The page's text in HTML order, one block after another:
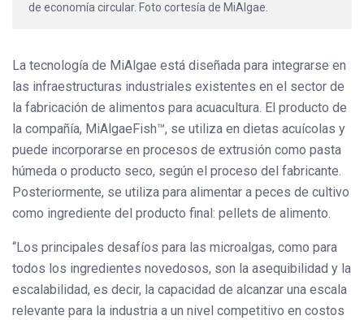
de economía circular. Foto cortesía de MiAlgae.
La tecnología de MiAlgae está diseñada para integrarse en
las infraestructuras industriales existentes en el sector de
la fabricación de alimentos para acuacultura. El producto de
la compañía, MiAlgaeFish™, se utiliza en dietas acuícolas y
puede incorporarse en procesos de extrusión como pasta
húmeda o producto seco, según el proceso del fabricante.
Posteriormente, se utiliza para alimentar a peces de cultivo
como ingrediente del producto final: pellets de alimento.
“Los principales desafíos para las microalgas, como para
todos los ingredientes novedosos, son la asequibilidad y la
escalabilidad, es decir, la capacidad de alcanzar una escala
relevante para la industria a un nivel competitivo en costos